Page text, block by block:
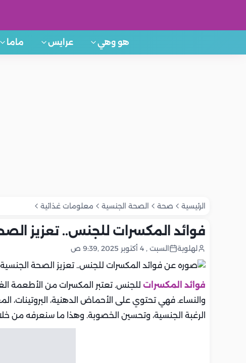
هو وهي عرايس ماما
الرئيسية صحة الصحة الجنسية معلومات غذائية
فوائد المكسرات للجنس.. تعزيز
لهلوبة السبت , 4 أكتوبر 2025 ,9:39 ص
فوائد المكسرات للجنس. تعتبر المكسرات من الأطعمة
والنساء. فهي تحتوي على الأحماض الدهنية، البروتينات،
الرغبة الجنسية، وتحسين الخصوبة. وهذا ما سنعرفه من